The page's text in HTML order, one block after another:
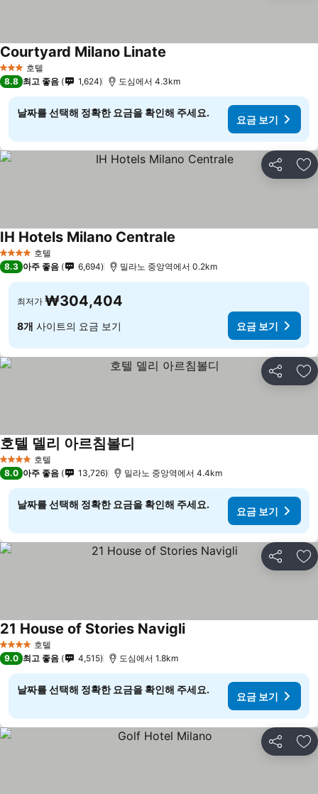
3 성급 호텔
Courtyard Milano Linate
8.8 최고 좋음 1,624 도심에서 4.3km
날짜를 선택해 정확한 요금을 확인해 주세요.
요금 보기
공유 즐
4 성급 호텔
IH Hotels Milano Centrale
8.3 아주 좋음 6,694 밀라노 중앙역에서 0.2km
최저가 ₩304,404
8개 사이트의 요금 보기 요금 보기
공유 즐
4 성급 호텔
호텔 델리 아르침볼디
8.0 아주 좋음 13,726 밀라노 중앙역에서 4.4km
날짜를 선택해 정확한 요금을 확인해 주세요.
요금 보기
공유 즐
4 성급 호텔
21 House of Stories Navigli
9.0 최고 좋음 4,515 도심에서 1.8km
날짜를 선택해 정확한 요금을 확인해 주세요.
요금 보기
공유 즐